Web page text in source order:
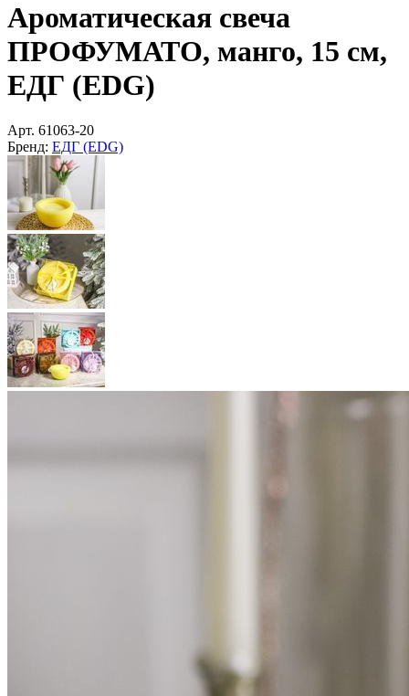
Ароматическая свеча
ПРОФУМАТО, манго, 15 см,
ЕДГ (EDG)
Арт. 61063-20
Бренд: ЕДГ (EDG)